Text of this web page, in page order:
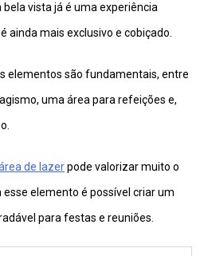
vista já é uma experiência
ainda mais exclusivo e cobiçado.
elementos são fundamentais, entre
uma área para refeições e,
de lazerpode valorizar muito o
elemento é possível criar um
para festas e reuniões.